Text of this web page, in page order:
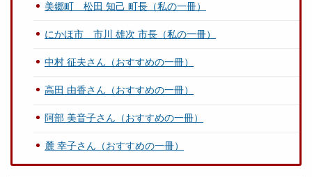
美郷町 松田 知己 町長（私の一冊）
にかほ市 市川 雄次 市長（私の一冊）
中村 征夫さん（おすすめの一冊）
高田 由香さん（おすすめの一冊）
阿部 美音子さん（おすすめの一冊）
麓 幸子さん（おすすめの一冊）